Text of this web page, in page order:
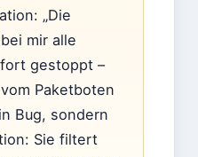
„Die
mir alle
gestoppt –
Paketboten
Bug, sondern
Sie filtert